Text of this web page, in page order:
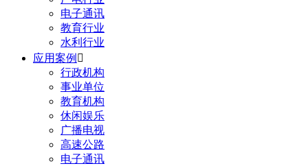
电子通讯
教育行业
水利行业
应用案例 
行政机构
事业单位
教育机构
休闲娱乐
广播电视
高速公路
电子通讯